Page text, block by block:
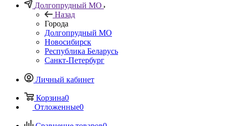
Долгопрудный МО
Назад
Города
Долгопрудный МО
Новосибирск
Республика Беларусь
Санкт-Петербург
Личный кабинет
Корзина0
Отложенные0